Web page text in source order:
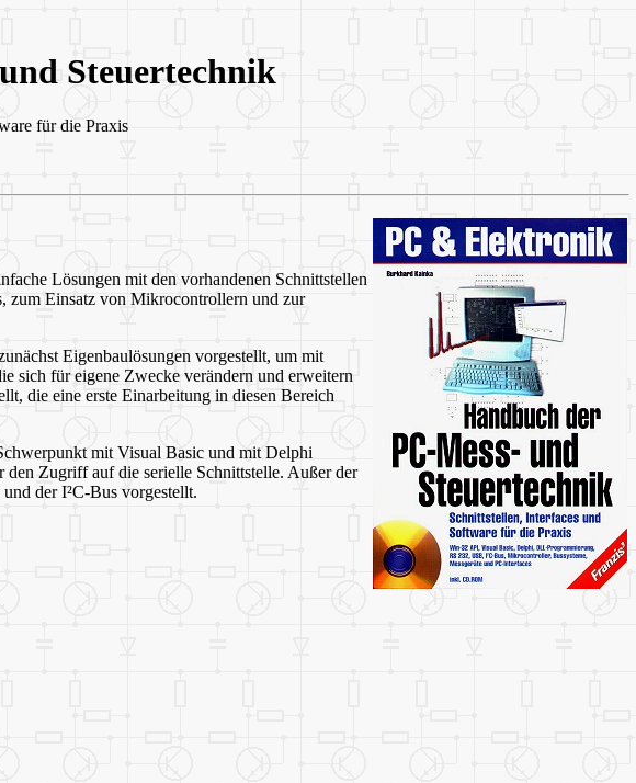
Steuertechnik
für die Praxis
Lösungen mit den vorhandenen Schnittstellen
zum Einsatz von Mikrocontrollern und zur
Eigenbaulösungen vorgestellt, um mit
sich für eigene Zwecke verändern und erweitern
die eine erste Einarbeitung in diesen Bereich
mit Visual Basic und mit Delphi
Zugriff auf die serielle Schnittstelle. Außer der
der I²C-Bus vorgestellt.